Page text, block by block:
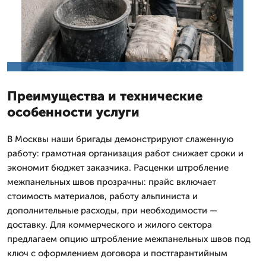
Преимущества и технические
особенности услуги
В Москвы наши бригады демонстрируют слаженную
работу: грамотная организация работ снижает сроки и
экономит бюджет заказчика. Расценки штробление
межпанельных швов прозрачны: прайс включает
стоимость материалов, работу альпиниста и
дополнительные расходы, при необходимости —
доставку. Для коммерческого и жилого сектора
предлагаем опцию штробление межпанельных швов под
ключ с оформлением договора и постгарантийным